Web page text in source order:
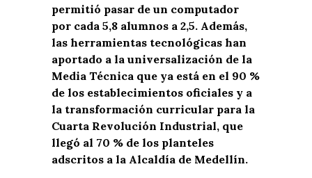
permitió pasar de un computador
por cada 5,8 alumnos a 2,5. Además,
las herramientas tecnológicas han
aportado a la universalización de la
Media Técnica que ya está en el 90 %
de los establecimientos oficiales y a
la transformación curricular para la
Cuarta Revolución Industrial, que
llegó al 70 % de los planteles
adscritos a la Alcaldía de Medellín.